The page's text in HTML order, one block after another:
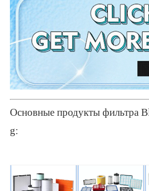
Основные продукты фильтра
g: